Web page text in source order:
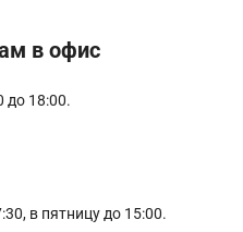
в офис
до 18:00.
в пятницу до 15:00.